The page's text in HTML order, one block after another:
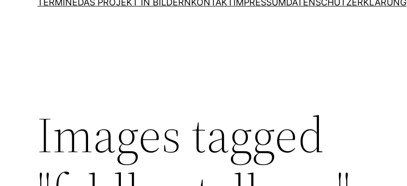
TERMINEDAS PROJEKT IN BILDERN KONTAKT IMPRESSUM DATENSCHUTZERKLÄRUNG
Images tagged